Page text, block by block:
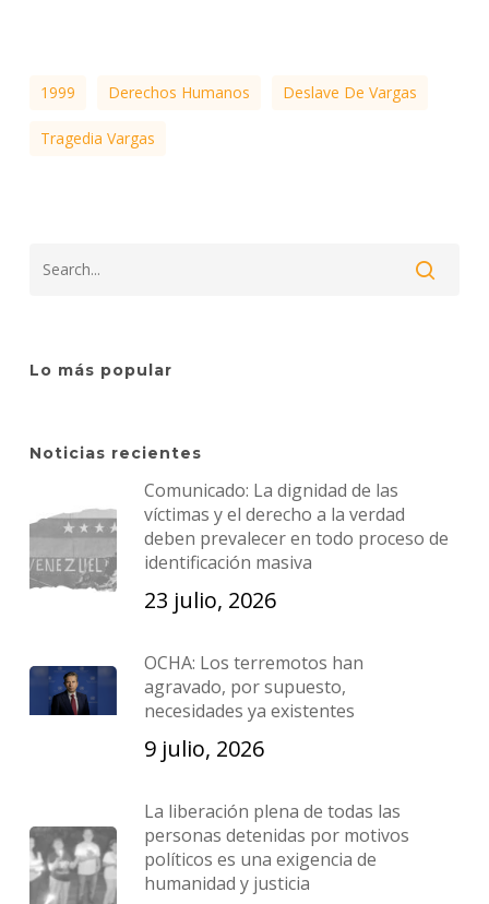
1999 Derechos Humanos Deslave De Vargas
Tragedia Vargas
Lo más popular
Noticias recientes
Comunicado: La dignidad de las
víctimas y el derecho a la verdad
deben prevalecer en todo proceso de
identificación masiva
23 julio, 2026
OCHA: Los terremotos han
agravado, por supuesto,
necesidades ya existentes
9 julio, 2026
La liberación plena de todas las
personas detenidas por motivos
políticos es una exigencia de
humanidad y justicia